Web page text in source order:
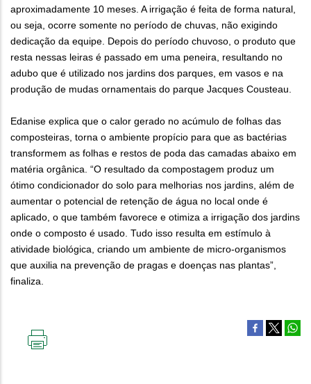
aproximadamente 10 meses. A irrigação é feita de forma natural,
ou seja, ocorre somente no período de chuvas, não exigindo
dedicação da equipe. Depois do período chuvoso, o produto que
resta nessas leiras é passado em uma peneira, resultando no
adubo que é utilizado nos jardins dos parques, em vasos e na
produção de mudas ornamentais do parque Jacques Cousteau.
Edanise explica que o calor gerado no acúmulo de folhas das
composteiras, torna o ambiente propício para que as bactérias
transformem as folhas e restos de poda das camadas abaixo em
matéria orgânica. “O resultado da compostagem produz um
ótimo condicionador do solo para melhorias nos jardins, além de
aumentar o potencial de retenção de água no local onde é
aplicado, o que também favorece e otimiza a irrigação dos jardins
onde o composto é usado. Tudo isso resulta em estímulo à
atividade biológica, criando um ambiente de micro-organismos
que auxilia na prevenção de pragas e doenças nas plantas”,
finaliza.